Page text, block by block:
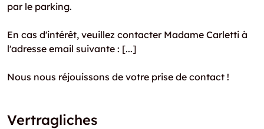
par le parking.
En cas d'intérêt, veuillez contacter Madame Carletti à
l'adresse email suivante : [...]
Nous nous réjouissons de votre prise de contact !
Vertragliches